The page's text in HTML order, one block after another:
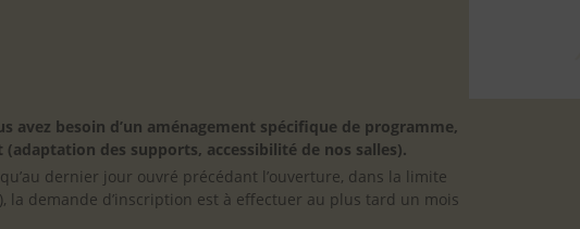
avez besoin d’un aménagement spécifique de programme,
des supports, accessibilité de nos salles).
dernier jour ouvré précédant l’ouverture, dans la limite
demande d’inscription est à effectuer au plus tard un mois